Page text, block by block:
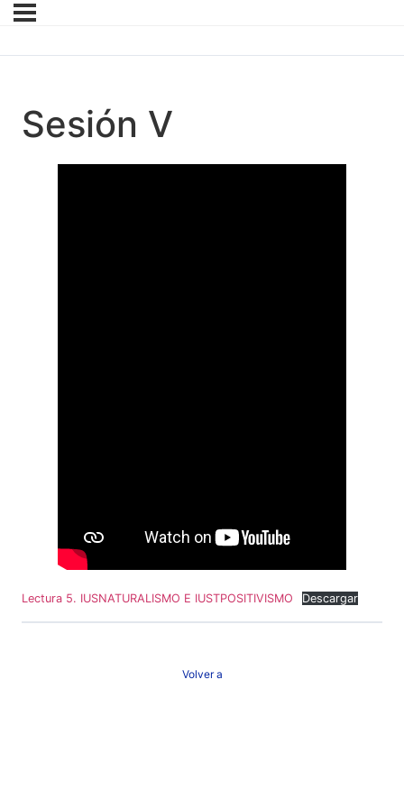
Sesión V
Lectura 5. IUSNATURALISMO E IUSTPOSITIVISMO Descargar
Volver a